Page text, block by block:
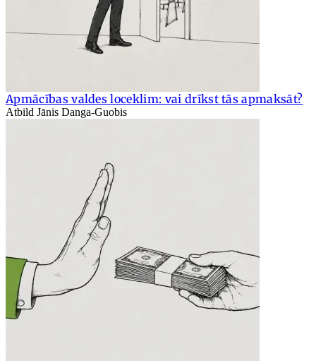
Apmācības valdes loceklim: vai drīkst tās apmaksāt?
Atbild Jānis Danga-Guobis